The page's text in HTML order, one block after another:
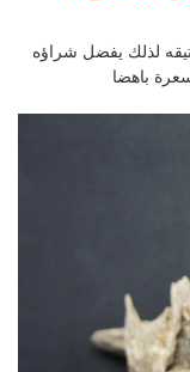
لذلك يفضل شراؤه
باهضا